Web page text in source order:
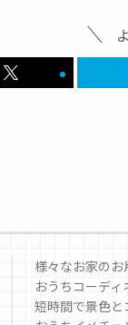
様々なお家のお
おうちコーディ
短時間で景色と